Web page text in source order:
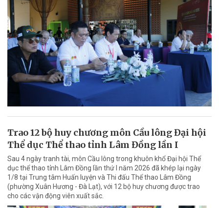
Trao 12 bộ huy chương môn Cầu lông Đại hội
Thể dục Thể thao tỉnh Lâm Đồng lần I
Sau 4 ngày tranh tài, môn Cầu lông trong khuôn khổ Đại hội Thể
dục thể thao tỉnh Lâm Đồng lần thứ I năm 2026 đã khép lại ngày
1/8 tại Trung tâm Huấn luyện và Thi đấu Thể thao Lâm Đồng
(phường Xuân Hương - Đà Lạt), với 12 bộ huy chương được trao
cho các vận động viên xuất sắc.